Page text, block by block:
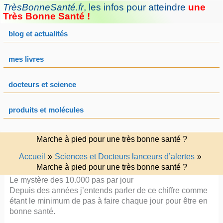
Aller
au
TrèsBonneSanté.fr, les infos pour atteindre une
Très Bonne Santé !
blog et actualités
mes livres
docteurs et science
produits et molécules
Marche à pied pour une très bonne santé ?
Accueil
Sciences et Docteurs lanceurs d’alertes
Marche à pied pour une très bonne santé ?
Le mystère des 10.000 pas par jour
Depuis des années j’entends parler de ce chiffre comme
étant le minimum de pas à faire chaque jour pour être en
bonne santé.